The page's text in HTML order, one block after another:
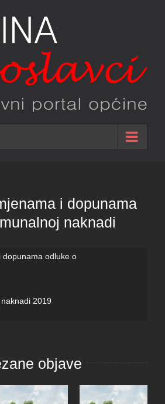
i dopunama
naknadi
dopunama odluke o
2019
objave